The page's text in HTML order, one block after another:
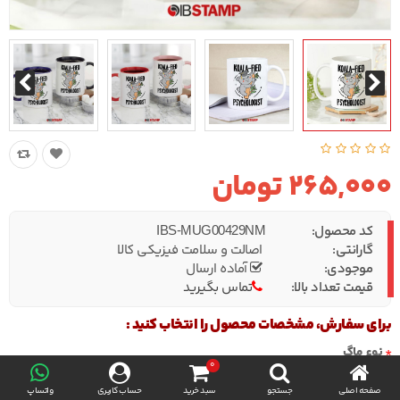
صفحه اصلی جستجو
0
سبد خرید
حساب کاربری واتساپ
265,000 تومان
کد محصول: IBS-MUG00429NM
گارانتی:
اصالت و سلامت فیزیکی کالا
موجودی:
آماده ارسال
قیمت تعداد بالا:
تماس بگیرید
برای سفارش، مشخصات محصول را انتخاب کنید :
نوع ماگ